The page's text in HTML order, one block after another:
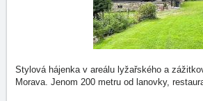
Stylová hájenka v areálu lyžařského a
Morava. Jenom 200 metru od lanovky,